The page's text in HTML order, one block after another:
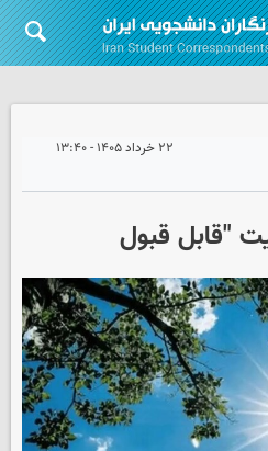
۲۲ خرداد ۱۴۰۵ - ۱۳:۴۰
"قابل قبول